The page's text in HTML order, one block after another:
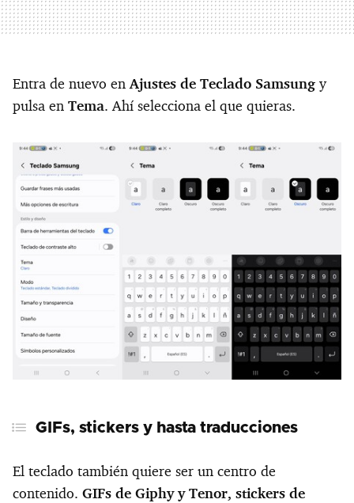
Entra de nuevo enAjustes de Teclado Samsung y
pulsa en Tema. Ahí selecciona el que quieras.
GIFs, stickers y hasta traducciones
El teclado también quiere ser un centro de
contenido. GIFs de Giphy y Tenor, stickers de